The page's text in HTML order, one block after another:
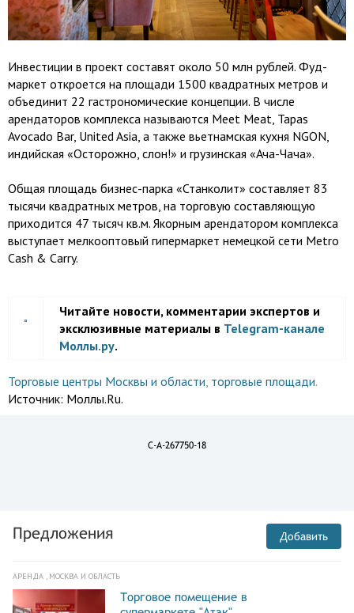
Инвестиции в проект составят около 50 млн рублей. Фуд-
маркет откроется на площади 1500 квадратных метров и
объединит 22 гастрономические концепции. В числе
арендаторов комплекса называются Meet Meat, Tapas
Avocado Bar, United Asia, а также вьетнамская кухня NGON,
индийская «Осторожно, слон!» и грузинская «Ача-Чача».
Общая площадь бизнес-парка «Станколит» составляет 83
тысячи квадратных метров, на торговую составляющую
приходится 47 тысяч кв.м. Якорным арендатором комплекса
выступает мелкооптовый гипермаркет немецкой сети Metro
Cash & Carry.
Читайте новости, комментарии экспертов и
эксклюзивные материалы в Telegram-канале
Моллы.ру.
Торговые центры Москвы и области, торговые площади.
Источник: Моллы.Ru.
C-A-267750-18
Предложения Добавить
АРЕНДА , МОСКВА И ОБЛАСТЬ
Торговое помещение в